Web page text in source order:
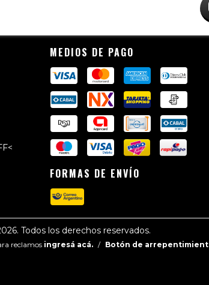
MEDIOS DE PAGO
FORMAS DE ENVÍO
Todos los derechos reservados.
reclamos ingresá acá. / Botón de